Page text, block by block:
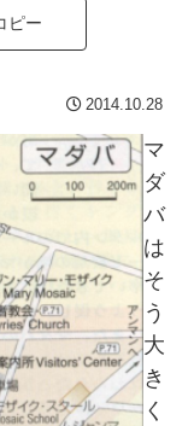
ピー
2014.10.28
マ
ダ
バ
は
そ
う
大
き
く